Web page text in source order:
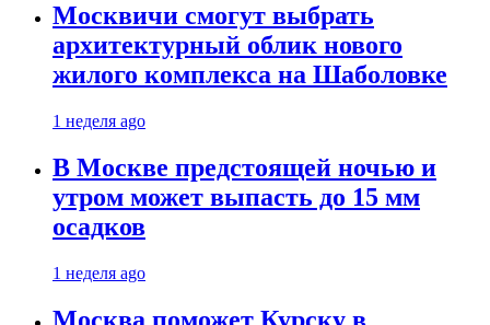
Москвичи смогут выбрать
архитектурный облик нового
жилого комплекса на Шаболовке
1 неделя ago
В Москве предстоящей ночью и
утром может выпасть до 15 мм
осадков
1 неделя ago